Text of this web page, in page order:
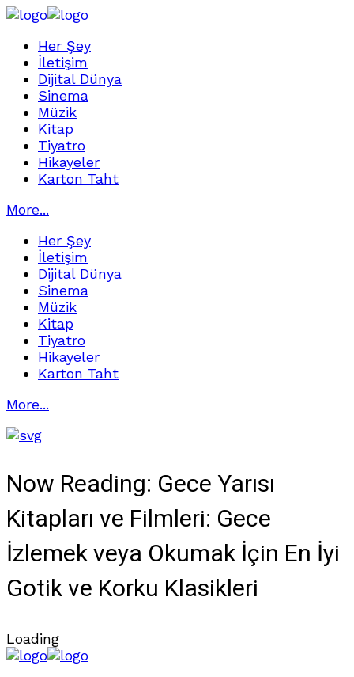
Her Şey
İletişim
Dijital Dünya
Sinema
Müzik
Kitap
Tiyatro
Hikayeler
Karton Taht
More...
Her Şey
İletişim
Dijital Dünya
Sinema
Müzik
Kitap
Tiyatro
Hikayeler
Karton Taht
More...
Now Reading: Gece Yarısı
Kitapları ve Filmleri: Gece
İzlemek veya Okumak İçin En İyi
Gotik ve Korku Klasikleri
Loading